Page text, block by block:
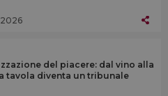
del piacere: dal vino alla
tavola diventa un tribunale